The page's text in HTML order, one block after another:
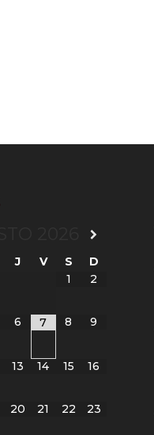
J V S
D
1
2
6 7 8 9
13 14 15 16
20 21 22 23